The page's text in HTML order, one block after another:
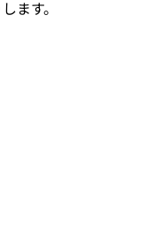
ます。